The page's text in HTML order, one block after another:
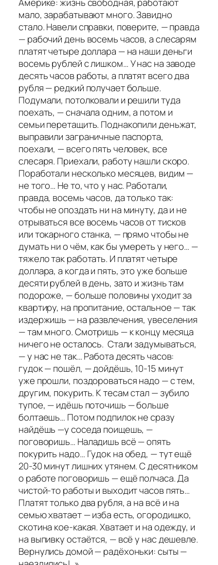
Америке: жизнь свободная, работают
мало, зарабатывают много. Завидно
стало. Навели справки, поверите, — правда
— рабочий день восемь часов, а слесарям
платят четыре доллара — на наши деньги
восемь рублей с лишком… У нас на заводе
десять часов работы, а платят всего два
рубля — редкий получает больше.
Подумали, потолковали и решили туда
поехать, — сначала одним, а потом и
семьи перетащить. Поднакопили деньжат,
выправили заграничные паспорта,
поехали, — всего пять человек, все
слесаря. Приехали, работу нашли скоро.
Поработали несколько месяцев, видим —
не того… Не то, что у нас. Работали,
правда, восемь часов, да только так:
чтобы не опоздать ни на минуту, да и не
отрываться все восемь часов от тисков
или токарного станка, — прямо чтобы не
думать ни о чём, как бы умереть у него… —
тяжело так работать. И платят четыре
доллара, а когда и пять, это уже больше
десяти рублей в день, зато и жизнь там
подороже, — больше половины уходит за
квартиру, на пропитание, остальное — так
издержишь — на развлечения, увеселения
— там много. Смотришь — к концу месяца
ничего не осталось. Стали задумываться,
— у нас не так… Работа десять часов:
гудок — пошёл, — дойдёшь, 10-15 минут
уже прошли, поздороваться надо — с тем,
другим, покурить. К тесам стал — зубило
тупое, — идёшь поточишь — больше
болтаешь… Потом подпилок не сразу
найдёшь —у соседа поищешь, —
поговоришь… Наладишь всё — опять
покурить надо… Гудок на обед, — тут ещё
20-30 минут лишних утянем. С десятником
о работе поговоришь — ещё полчаса. Да
чистой-то работы и выходит часов пять…
Платят только два рубля, а на всё и на
семью хватает — изба есть, огородишко,
скотина кое-какая. Хватает и на одежду, и
на выпивку остаётся, — всё у нас дешевле.
Вернулись домой — радёхоньки: сыты —